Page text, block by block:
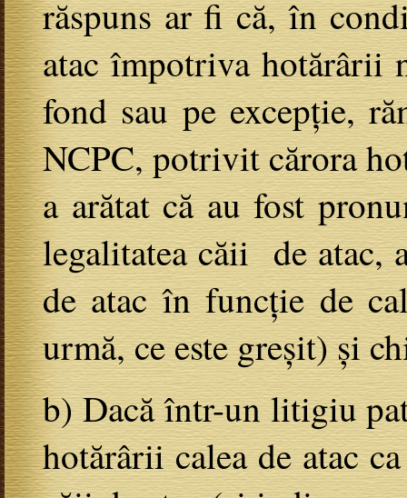
răspuns ar fi că, în
atac împotriva hotărârii
fond sau pe excepție,
NCPC, potrivit cărora
a arătat că au fost
legalitatea căii de atac,
de atac în funcție de
urmă, ce este greșit) și
b) Dacă într-un litigiu
hotărârii calea de atac